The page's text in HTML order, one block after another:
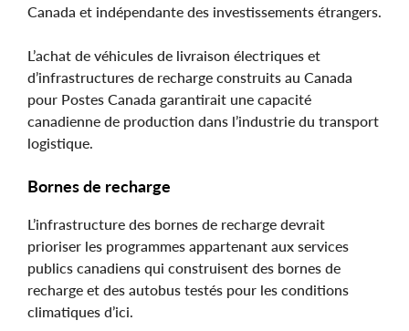
Canada et indépendante des investissements étrangers.
L’achat de véhicules de livraison électriques et
d’infrastructures de recharge construits au Canada
pour Postes Canada garantirait une capacité
canadienne de production dans l’industrie du transport
logistique.
Bornes de recharge
L’infrastructure des bornes de recharge devrait
prioriser les programmes appartenant aux services
publics canadiens qui construisent des bornes de
recharge et des autobus testés pour les conditions
climatiques d’ici.